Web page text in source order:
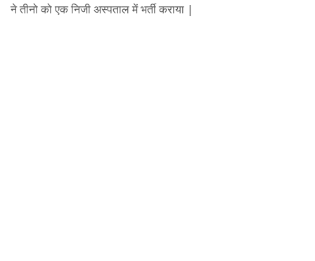
ने तीनो को एक निजी अस्पताल में भर्ती कराया |